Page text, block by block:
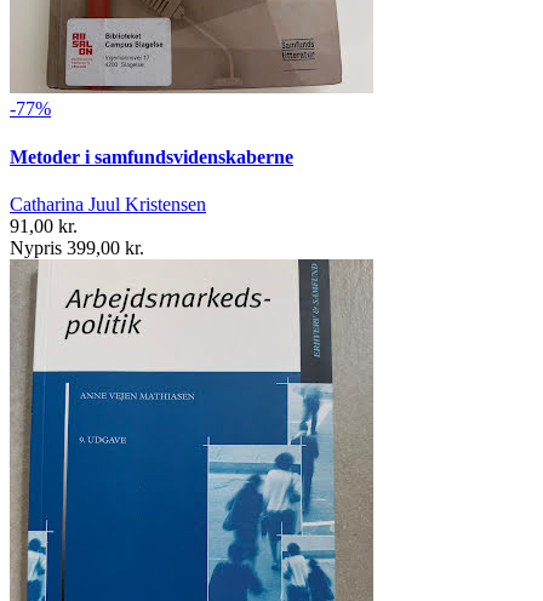
-77%
Metoder i samfundsvidenskaberne
Catharina Juul Kristensen
91,00 kr.
Nypris 399,00 kr.